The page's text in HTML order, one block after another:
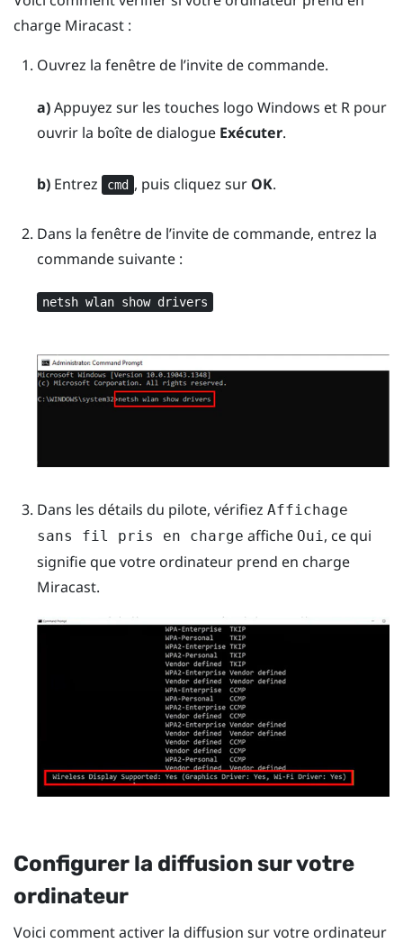
charge Miracast :
Ouvrez la fenêtre de l’invite de commande.
a)Appuyez sur les touches logo Windows et Rpour
ouvrir la boîte de dialogue Exécuter.
b)Entrez cmd , puis cliquez sur OK.
Dans la fenêtre de l’invite de commande, entrez la
commande suivante :
netsh wlan show drivers
Dans les détails du pilote, vérifiez Affichage
sans fil pris en charge affiche Oui, ce qui
signifie que votre ordinateur prend en charge
Miracast.
Configurer la diffusion sur votre
ordinateur
Voici comment activer la diffusion sur votre ordinateur